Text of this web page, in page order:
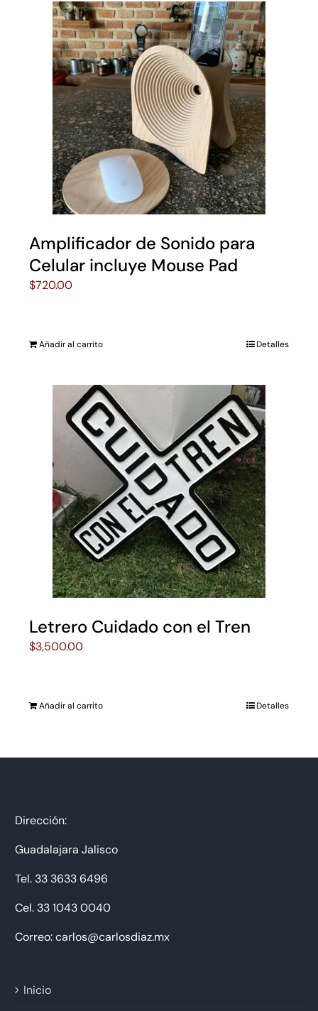
Amplificador de Sonido para
Celular incluye Mouse Pad
$720.00
Añadir al carrito Detalles
Letrero Cuidado con el Tren
$3,500.00
Añadir al carrito Detalles
Dirección:
Guadalajara Jalisco
Tel. 33 3633 6496
Cel. 33 1043 0040
Correo: carlos@carlosdiaz.mx
Inicio